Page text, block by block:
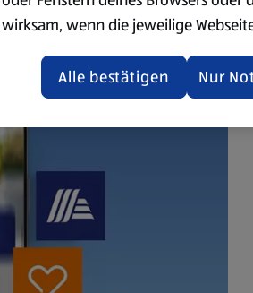
wirksam, wenn die jeweilige
aktualisiert oder geschlossen und
Datenschutzerklärung zur Verfügung.
Übersicht der Webseitenbetreiber
Nur
Alle bestätigen